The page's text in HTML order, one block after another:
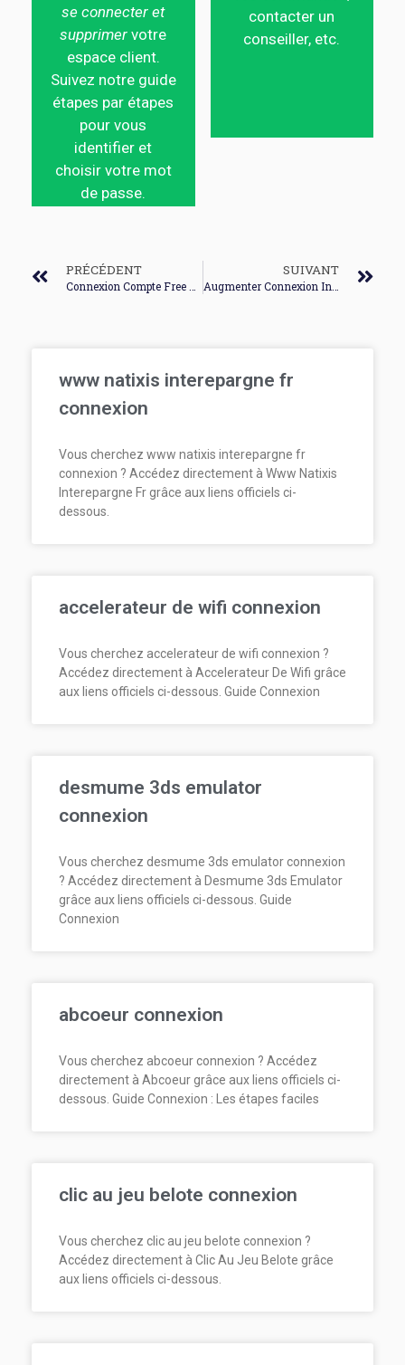
se connecter et
supprimer votre
espace client.
Suivez notre guide
étapes par étapes
pour vous
identifier et
choisir votre mot
de passe.
contacter un
conseiller, etc.
PRÉCÉDENT SUIVANT
www natixis interepargne fr
connexion
Vous cherchez www natixis interepargne fr
connexion ? Accédez directement à Www Natixis
Interepargne Fr grâce aux liens officiels ci-
dessous.
accelerateur de wifi connexion
Vous cherchez accelerateur de wifi connexion ?
Accédez directement à Accelerateur De Wifi grâce
aux liens officiels ci-dessous. Guide Connexion
desmume 3ds emulator
connexion
Vous cherchez desmume 3ds emulator connexion
? Accédez directement à Desmume 3ds Emulator
grâce aux liens officiels ci-dessous. Guide
Connexion
abcoeur connexion
Vous cherchez abcoeur connexion ? Accédez
directement à Abcoeur grâce aux liens officiels ci-
dessous. Guide Connexion : Les étapes faciles
clic au jeu belote connexion
Vous cherchez clic au jeu belote connexion ?
Accédez directement à Clic Au Jeu Belote grâce
aux liens officiels ci-dessous.